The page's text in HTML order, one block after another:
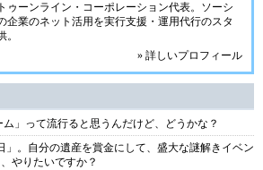
ゥーンライン・コーポレーション代表。ソーシ
企業のネット活用を実行支援・運用代行のスタ
。
» 詳しいプロフィール
ム」って流行ると思うんだけど、どうかな？
」。自分の遺産を賞金にして、盛大な謎解きイベン
やりたいですか？